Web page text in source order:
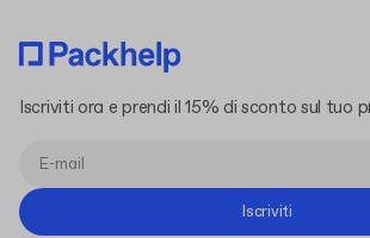
Iscriviti ora e prendi il 15% di sconto sul tuo
Iscriviti